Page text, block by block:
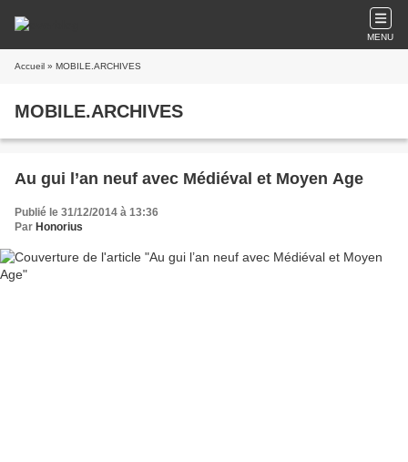
MENU
Accueil » MOBILE.ARCHIVES
MOBILE.ARCHIVES
Au gui l’an neuf avec Médiéval et Moyen Age
Publié le 31/12/2014 à 13:36
Par Honorius